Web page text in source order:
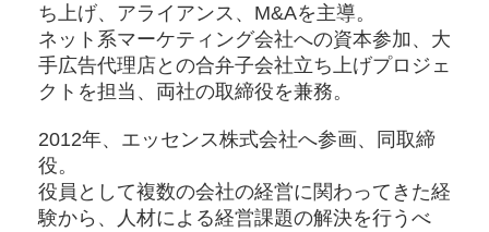
ち上げ、アライアンス、M&Aを主導。
ネット系マーケティング会社への資本参加、大
手広告代理店との合弁子会社立ち上げプロジェ
クトを担当、両社の取締役を兼務。
2012年、エッセンス株式会社へ参画、同取締
役。
役員として複数の会社の経営に関わってきた経
験から、人材による経営課題の解決を行うべ